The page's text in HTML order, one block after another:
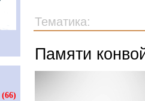
Тематика:
Памяти
(66)